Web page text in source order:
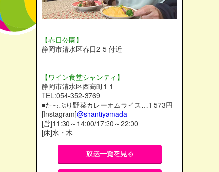
【春日公園】
静岡市清水区春日2-5 付近
【ワイン食堂シャンティ】
静岡市清水区西高町1-1
TEL:054-352-3769
■たっぷり野菜カレーオムライス…1,573円
[Instagram]@shantiyamada
[営]11:30～14:00/17:30～22:00
[休]水・木